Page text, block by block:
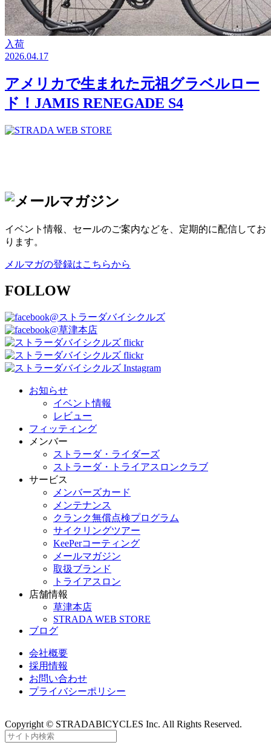
入荷
2026.04.17
アメリカで生まれた元祖グラベルロー
ド！JAMIS RENEGADE S4
イベント情報、セールのご案内などを、定期的に配信してお
ります。
メルマガの登録はこちらから
FOLLOW
@ストラーダバイシクルズ
@草津本店
お知らせ
イベント情報
レビュー
フィッティング
メンバー
ストラーダ・ライダーズ
ストラーダ・トライアスロンクラブ
サービス
メンバーズカード
メンテナンス
クランク無償点検プログラム
サイクリングツアー
KeePerコーティング
メールマガジン
取扱ブランド
トライアスロン
店舗情報
草津本店
STRADA WEB STORE
ブログ
会社概要
採用情報
お問い合わせ
プライバシーポリシー
Copyright © STRADABICYCLES Inc. All Rights Reserved.